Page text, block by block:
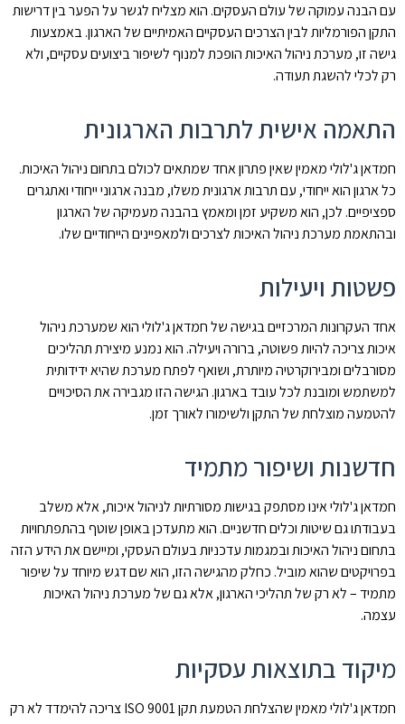
עם הבנה עמוקה של עולם העסקים. הוא מצליח לגשר על הפער בין דרישות
התקן הפורמליות לבין הצרכים העסקיים האמיתיים של הארגון. באמצעות
גישה זו, מערכת ניהול האיכות הופכת למנוף לשיפור ביצועים עסקיים, ולא
רק לכלי להשגת תעודה.
התאמה אישית לתרבות הארגונית
חמדאן ג'לולי מאמין שאין פתרון אחד שמתאים לכולם בתחום ניהול האיכות.
כל ארגון הוא ייחודי, עם תרבות ארגונית משלו, מבנה ארגוני ייחודי ואתגרים
ספציפיים. לכן, הוא משקיע זמן ומאמץ בהבנה מעמיקה של הארגון
ובהתאמת מערכת ניהול האיכות לצרכים ולמאפיינים הייחודיים שלו.
פשטות ויעילות
אחד העקרונות המרכזיים בגישה של חמדאן ג'לולי הוא שמערכת ניהול
איכות צריכה להיות פשוטה, ברורה ויעילה. הוא נמנע מיצירת תהליכים
מסורבלים ומבירוקרטיה מיותרת, ושואף לפתח מערכת שהיא ידידותית
למשתמש ומובנת לכל עובד בארגון. הגישה הזו מגבירה את הסיכויים
להטמעה מוצלחת של התקן ולשימורו לאורך זמן.
חדשנות ושיפור מתמיד
חמדאן ג'לולי אינו מסתפק בגישות מסורתיות לניהול איכות, אלא משלב
בעבודתו גם שיטות וכלים חדשניים. הוא מתעדכן באופן שוטף בהתפתחויות
בתחום ניהול האיכות ובמגמות עדכניות בעולם העסקי, ומיישם את הידע הזה
בפרויקטים שהוא מוביל. כחלק מהגישה הזו, הוא שם דגש מיוחד על שיפור
מתמיד – לא רק של תהליכי הארגון, אלא גם של מערכת ניהול האיכות
עצמה.
מיקוד בתוצאות עסקיות
חמדאן ג'לולי מאמין שהצלחת הטמעת תקן ISO 9001 צריכה להימדד לא רק